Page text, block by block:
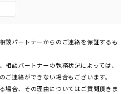
談パートナーからのご連絡を保証するも
相談パートナーの執務状況によっては、
ご連絡ができない場合もございます。
場合、その理由についてはご質問頂きま